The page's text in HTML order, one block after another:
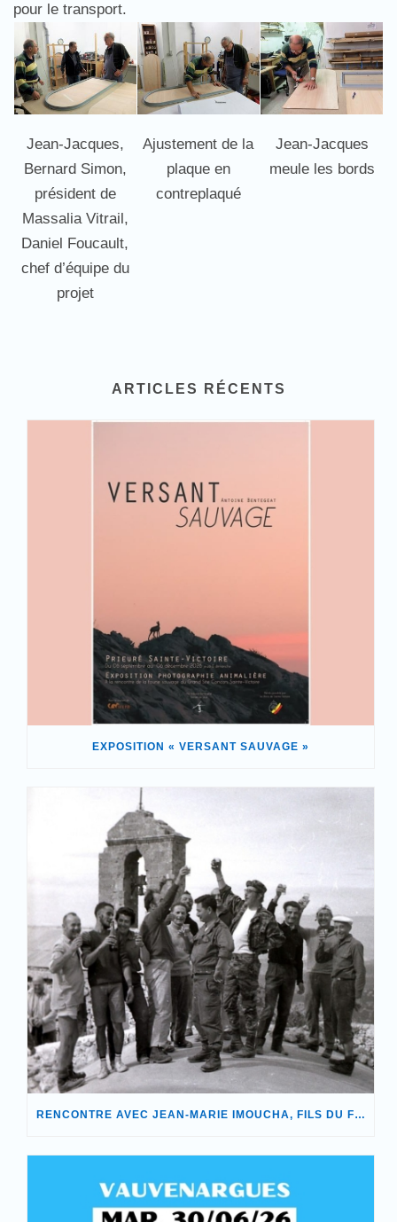
pour le transport.
Jean-Jacques,
Bernard Simon,
président de
Massalia Vitrail,
Daniel Foucault,
chef d’équipe du
projet
Ajustement de la
plaque en
contreplaqué
Jean-Jacques
meule les bords
ARTICLES RÉCENTS
EXPOSITION « VERSANT SAUVAGE »
RENCONTRE AVEC JEAN-MARIE IMOUCHA, FILS DU FONDATEUR DE NOTRE ASSOCIATION